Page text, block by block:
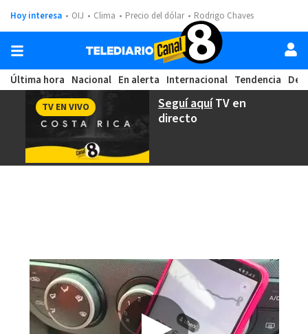
Hoy interesa OIJ Clima Precio del dólar Rodrigo Chaves
Última hora Nacional En alerta Internacional Tendencia
Seguí aquíTV en
directo
TV EN VIVO